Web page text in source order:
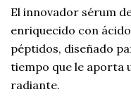
El innovador sérum
enriquecido con
péptidos, diseñado
tiempo que le aporta
radiante.